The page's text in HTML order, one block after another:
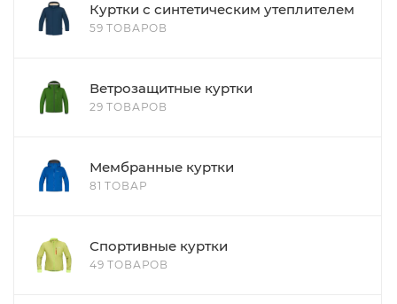
Куртки с синтетическим утеплителем
59 ТОВАРОВ
Ветрозащитные куртки
29 ТОВАРОВ
Мембранные куртки
81 ТОВАР
Спортивные куртки
49 ТОВАРОВ